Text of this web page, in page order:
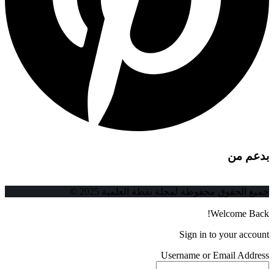
بدعم من
جميع الحقوق محفوظة لمجلة نقطة العلمية 2025 ©
Welcome Back!
Sign in to your account
Username or Email Address